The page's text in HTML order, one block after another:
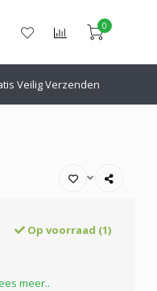
0
Veilig Verzenden
Op voorraad (1)
meer..